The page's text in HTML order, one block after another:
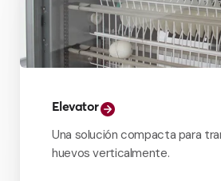
Elevator
Una solución compacta para
huevos verticalmente.